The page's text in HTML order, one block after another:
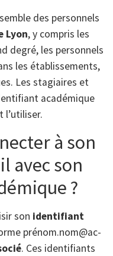
des personnels
Lyon, y compris les
degré, les personnels
les établissements,
Les stagiaires et
académique
l’utiliser.
à son
avec son
?
son identifiant
prénom.nom@ac-
. Ces identifiants